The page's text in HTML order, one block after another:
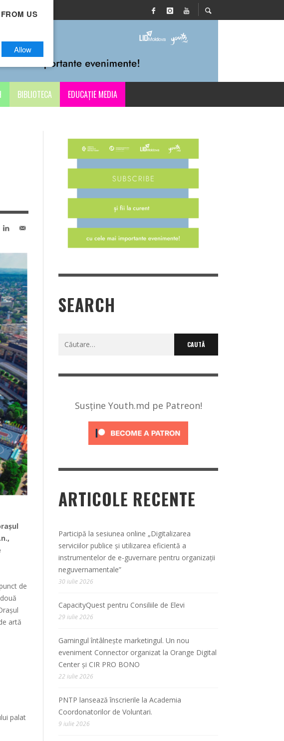
BIBLIOTECA EDUCAȚIE MEDIA
de
artă
palat
SEARCH
Caută
Susține Youth.md pe Patreon!
ARTICOLE RECENTE
Participă la sesiunea online „Digitalizarea
serviciilor publice și utilizarea eficientă a
instrumentelor de e-guvernare pentru organizații
neguvernamentale”
30 iulie 2026
CapacityQuest pentru Consiliile de Elevi
29 iulie 2026
Gamingul întâlnește marketingul. Un nou
eveniment Connector organizat la Orange Digital
Center și CIR PRO BONO
22 iulie 2026
PNTP lansează înscrierile la Academia
Coordonatorilor de Voluntari.
9 iulie 2026
US
Allow